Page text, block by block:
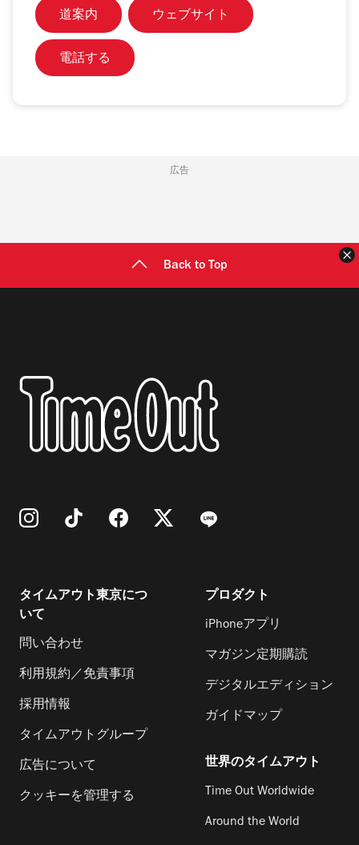
道案内 ウェブサイト
電話する
広告
Back to Top
タイムアウト東京につ
いて
問い合わせ
利用規約／免責事項
採用情報
タイムアウトグループ
広告について
クッキーを管理する
プロダクト
iPhoneアプリ
マガジン定期購読
デジタルエディション
ガイドマップ
世界のタイムアウト
Time Out Worldwide
Around the World